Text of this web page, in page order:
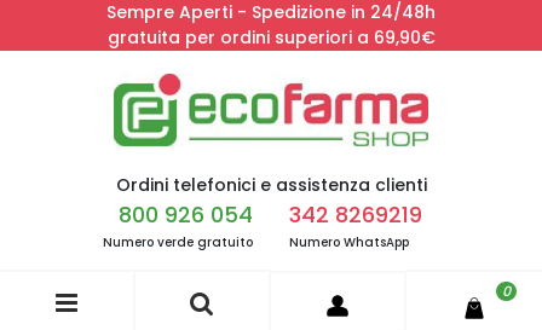
Sempre Aperti - Spedizione in 24/48h
gratuita per ordini superiori a 69,90€
Ordini telefonici e assistenza clienti
800 926 054
Numero verde gratuito
342 8269219
Numero WhatsApp
0